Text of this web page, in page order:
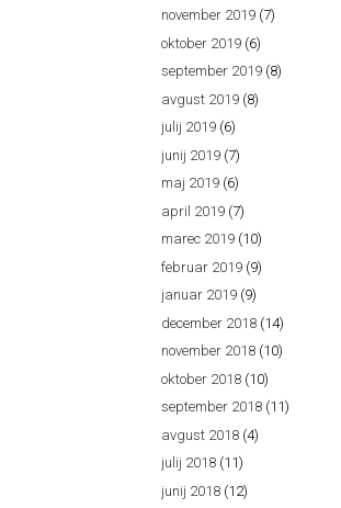
november 2019 (7)
oktober 2019 (6)
september 2019 (8)
avgust 2019 (8)
julij 2019 (6)
junij 2019 (7)
maj 2019 (6)
april 2019 (7)
marec 2019 (10)
februar 2019 (9)
januar 2019 (9)
december 2018 (14)
november 2018 (10)
oktober 2018 (10)
september 2018 (11)
avgust 2018 (4)
julij 2018 (11)
junij 2018 (12)